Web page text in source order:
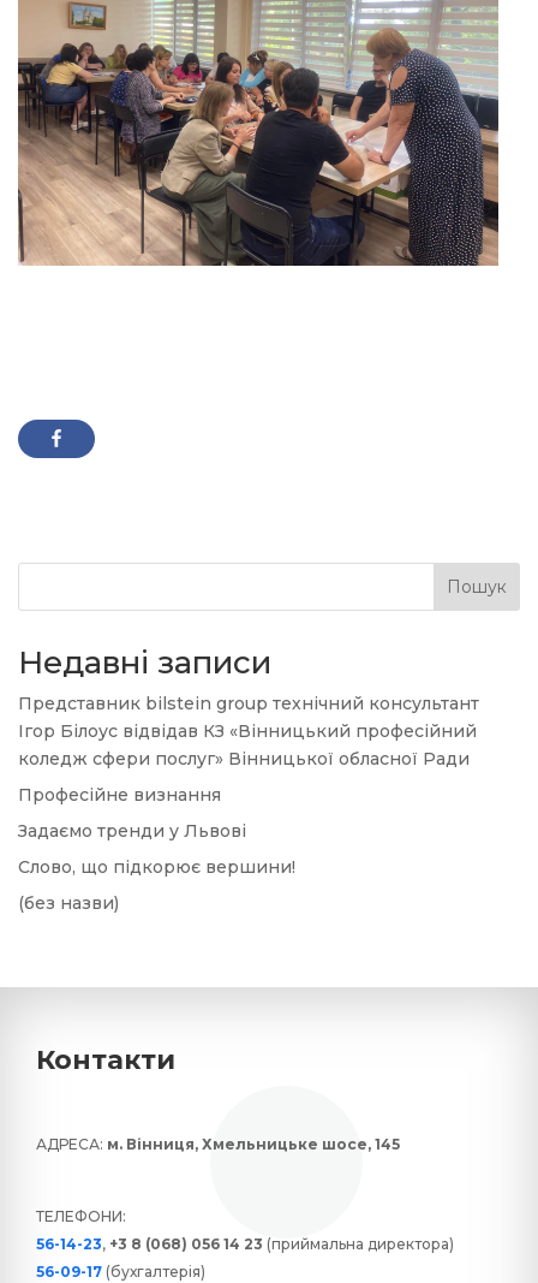
Пошук
Недавні записи
Представник bilstein group технічний консультант
Ігор Білоус відвідав КЗ «Вінницький професійний
коледж сфери послуг» Вінницької обласної Ради
Професійне визнання
Задаємо тренди у Львові
Слово, що підкорює вершини!
(без назви)
Контакти
АДРЕСА: м. Вінниця, Хмельницьке шосе, 145
ТЕЛЕФОНИ:
56-14-23, +3 8 (068) 056 14 23 (приймальна директора)
56-09-17 (бухгалтерія)